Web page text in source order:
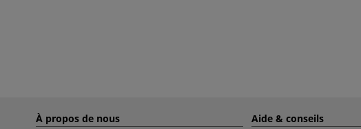
À propos de nous
Aide & conseils